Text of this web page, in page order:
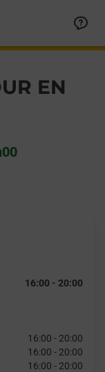
EN
16:00 - 20:00
16:00 - 20:00
16:00 - 20:00
16:00 - 20:00